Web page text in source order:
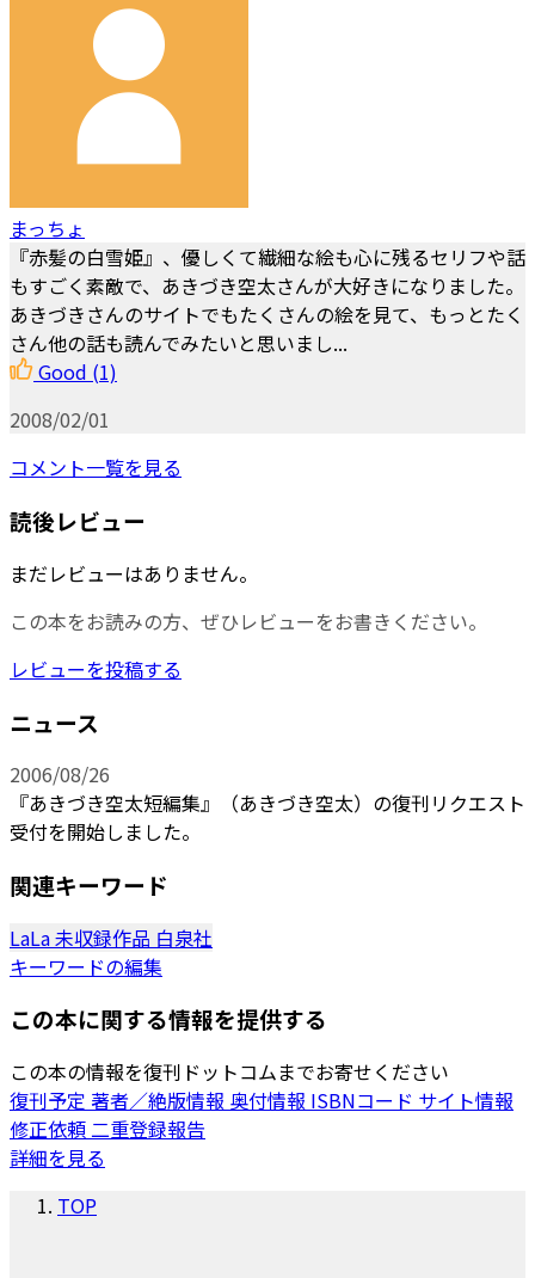
まっちょ
『赤髪の白雪姫』、優しくて繊細な絵も心に残るセリフや話
もすごく素敵で、あきづき空太さんが大好きになりました。
あきづきさんのサイトでもたくさんの絵を見て、もっとたく
さん他の話も読んでみたいと思いまし...
Good (1)
2008/02/01
コメント一覧を見る
読後レビュー
まだレビューはありません。
この本をお読みの方、ぜひレビューをお書きください。
レビューを投稿する
ニュース
2006/08/26
『あきづき空太短編集』（あきづき空太）の復刊リクエスト
受付を開始しました。
関連キーワード
LaLa未収録作品 白泉社
キーワードの編集
この本に関する情報を提供する
この本の情報を復刊ドットコムまでお寄せください
復刊予定 著者／絶版情報 奥付情報 ISBNコード サイト情報
修正依頼二重登録報告
詳細を見る
TOP